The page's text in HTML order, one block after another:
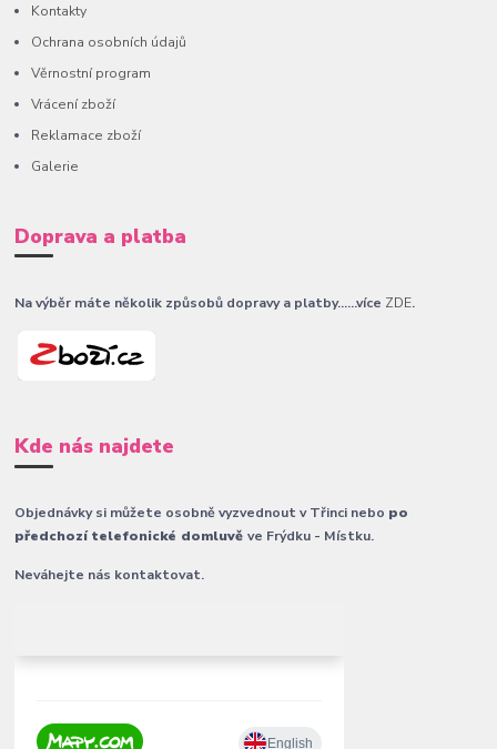
Kontakty
Ochrana osobních údajů
Věrnostní program
Vrácení zboží
Reklamace zboží
Galerie
Doprava a platba
Na výběr máte několik způsobů dopravy a platby......více ZDE.
Kde nás najdete
Objednávky si můžete osobně vyzvednout v Třinci nebo po
předchozí telefonické domluvěve Frýdku - Místku.
Neváhejte nás kontaktovat.